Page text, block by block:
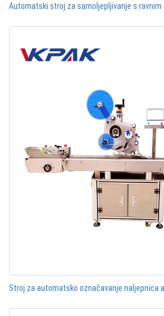
Automatski stroj za samoljepljivanje s ravnim
Stroj za automatsko označavanje naljepnica